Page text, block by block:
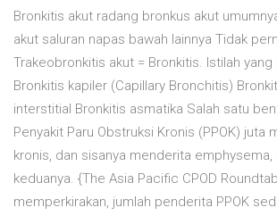
Bronkitis akut radang bronkus akut
akut saluran napas bawah lainnya Tidak
Trakeobronkitis akut = Bronkitis. Istilah
Bronkitis kapiler (Capillary Bronchitis)
interstitial Bronkitis asmatika Salah satu
Penyakit Paru Obstruksi Kronis (PPOK) juta
kronis, dan sisanya menderita emphysema,
keduanya. {The Asia Pacific CPOD
memperkirakan, jumlah penderita PPOK